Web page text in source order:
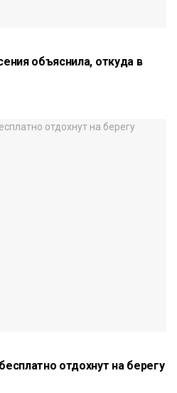
объяснила, откуда в
отдохнут на берегу